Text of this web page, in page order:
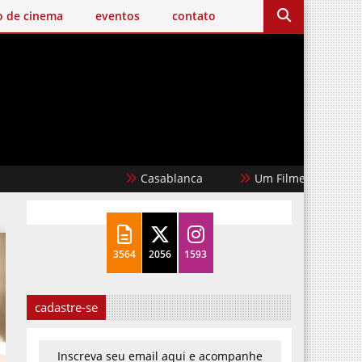
de cinema eventos contato
Casablanca Um Filme Minecraft
3564 2056 1593
cadastre-se
Inscreva seu email aqui e acompanhe